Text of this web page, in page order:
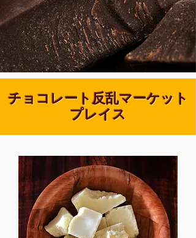
チョコレート反乱マーケット
プレイス